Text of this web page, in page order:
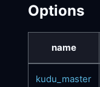
Options
name
kudu_master